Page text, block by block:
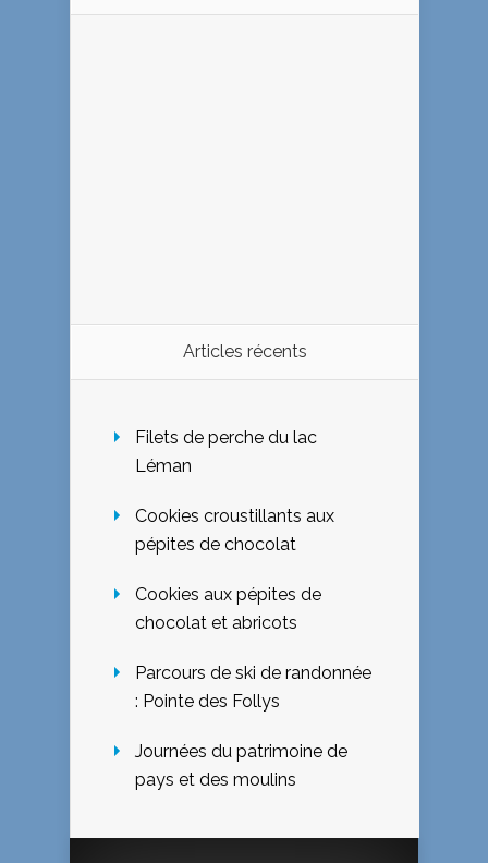
Articles récents
Filets de perche du lac
Léman
Cookies croustillants aux
pépites de chocolat
Cookies aux pépites de
chocolat et abricots
Parcours de ski de randonnée
: Pointe des Follys
Journées du patrimoine de
pays et des moulins